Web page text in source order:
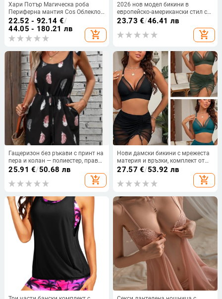
Хари Потър Магическа роба
Периферна мантия Cos Облекло
Детска Хелоуин Училищна
униформа Хогуортс Магическа
роба
22.52 - 92.14 €/
44.05 - 180.21 лв
add_shopping_cart
2026 нов модел бикини в
европейско-американски стил с
V-образно деколте, многоцветен
двучастен плувен костюм
23.73 €/46.41 лв
add_shopping_cart
Гащеризон без ръкави с принт на
пера и колан — полиестер, права
кройка, свободна талия, средна
25.91 €/50.68 лв
add_shopping_cart
Нови дамски бикини с мрежеста
материя и връзки, комплект от
три части, европейски стил
27.57 €/53.92 лв
add_shopping_cart